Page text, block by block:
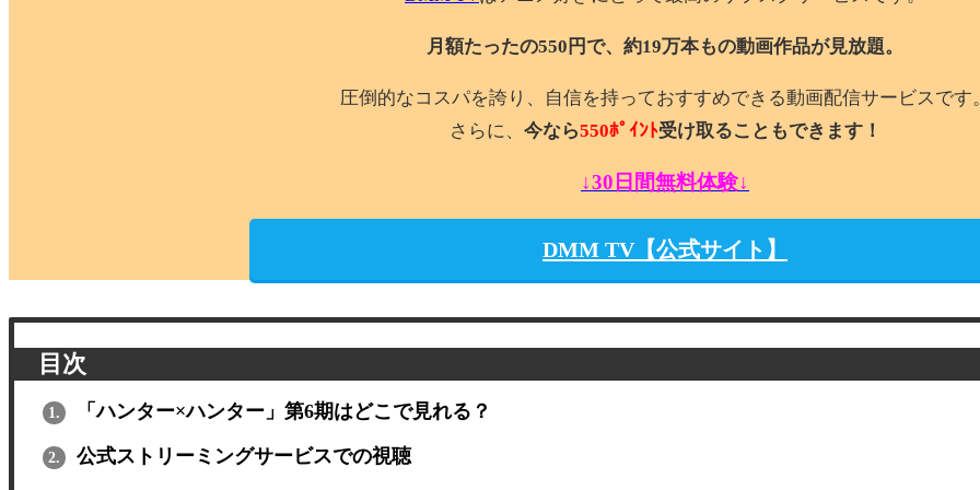
月額たったの550円で、約19万本もの動画作品が見放題。
圧倒的なコスパを誇り、自信を持っておすすめできる動画配信サービスです
さらに、 今なら550ﾎﾟｲﾝﾄ受け取ることもできます！
↓30日間無料体験↓
DMM TV【公式サイト】
目次
1. 「ハンター×ハンター」第6期はどこで見れる？
2. 公式ストリーミングサービスでの視聴